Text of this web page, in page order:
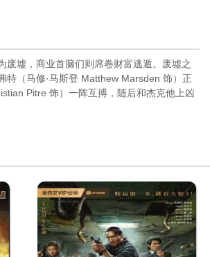
墟，商业首脑们则席卷财富逃遁。废墟之
特（马修·马斯登 Matthew Marsden 饰）正
Pitre 饰）一阵互搏，随后和杰克他上凶